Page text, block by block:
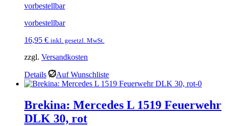
vorbestellbar
vorbestellbar
16,95 € inkl. gesetzl. MwSt.
zzgl. Versandkosten
Details Auf Wunschliste
Brekina: Mercedes L 1519 Feuerwehr
DLK 30, rot